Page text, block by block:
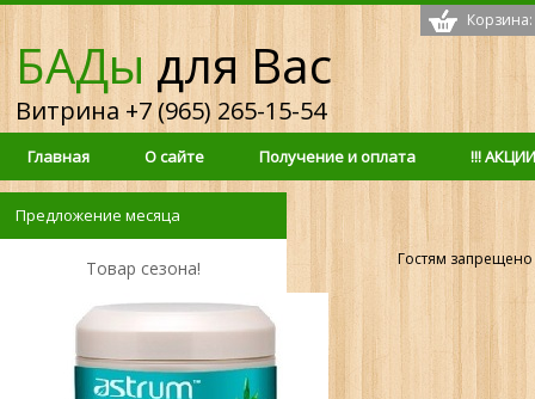
Корзина:
БАДы для Вас
Витрина +7 (965) 265-15-54
Главная О сайте Получение и оплата !!!
Предложение месяца
Товар сезона! Гостям запрещено